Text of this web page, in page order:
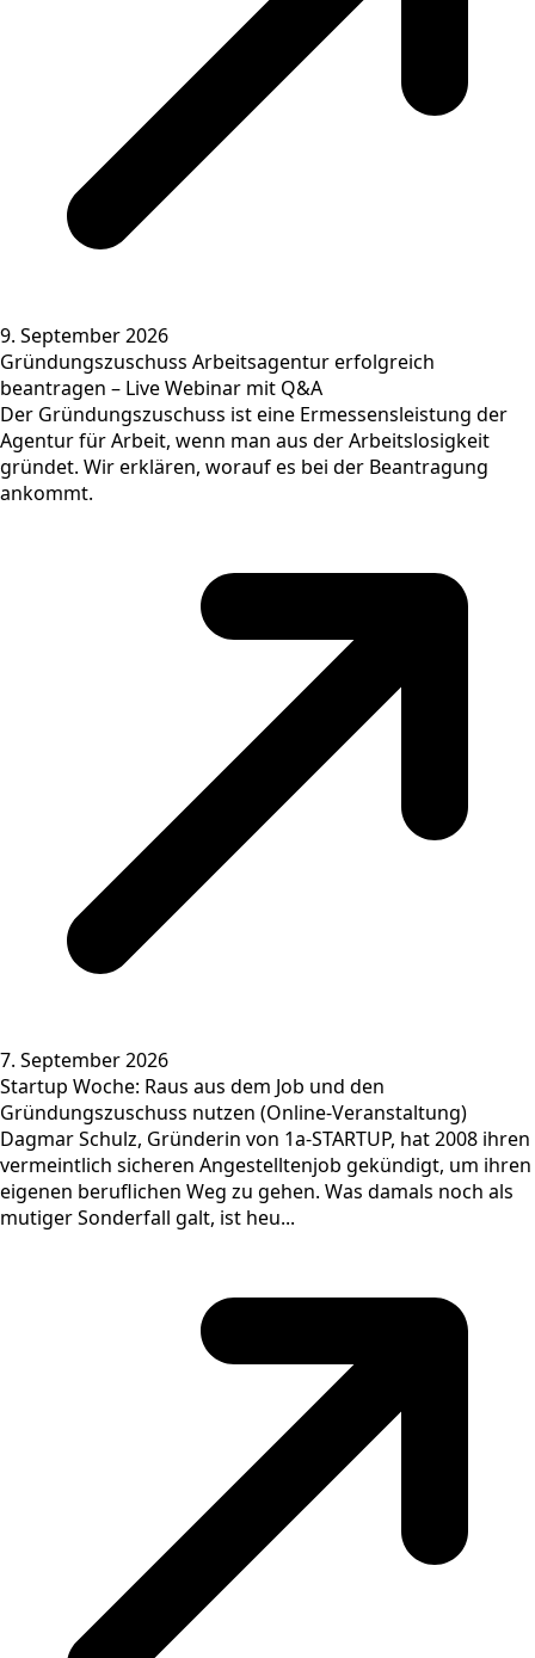
9. September 2026
Gründungszuschuss Arbeitsagentur erfolgreich
beantragen – Live Webinar mit Q&A
Der Gründungszuschuss ist eine Ermessensleistung der
Agentur für Arbeit, wenn man aus der Arbeitslosigkeit
gründet. Wir erklären, worauf es bei der Beantragung
ankommt.
7. September 2026
Startup Woche: Raus aus dem Job und den
Gründungszuschuss nutzen (Online-Veranstaltung)
Dagmar Schulz, Gründerin von 1a-STARTUP, hat 2008 ihren
vermeintlich sicheren Angestelltenjob gekündigt, um ihren
eigenen beruflichen Weg zu gehen. Was damals noch als
mutiger Sonderfall galt, ist heu...